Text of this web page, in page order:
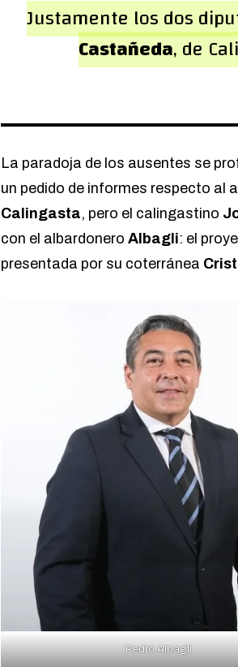
Justamente los dos
Castañeda, de
La paradoja de los ausentes se
un pedido de informes respecto al
Calingasta, pero el calingastino
con el albardonero Albagli: el
presentada por su coterránea
Pedro Albagli